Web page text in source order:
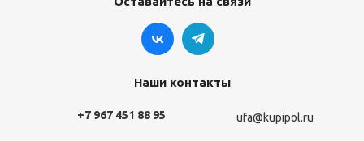
Наши контакты
+7 967 451 88 95 ufa@kupipol.ru